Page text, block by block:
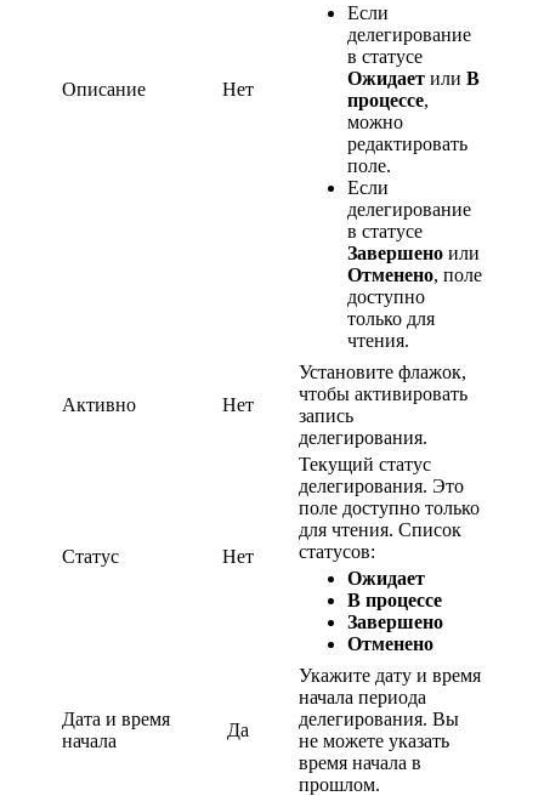
Описание Нет
Если
делегирование
в статусе
Ожидает или В
процессе,
можно
редактировать
поле.
Если
делегирование
в статусе
Завершено или
Отменено, поле
доступно
только для
чтения.
Активно Нет
Установите флажок,
чтобы активировать
запись
делегирования.
Статус Нет
Текущий статус
делегирования. Это
поле доступно только
для чтения. Список
статусов:
Ожидает
В процессе
Завершено
Отменено
Дата и время
начала
Да
Укажите дату и время
начала периода
делегирования. Вы
не можете указать
время начала в
прошлом.